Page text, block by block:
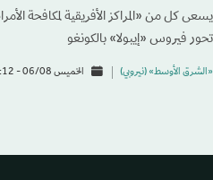
يسعى كل من «المراكز الأفريقية لمكافحة
تحور فيروس «إيبولا» بالكونغو
«الشرق الأوسط» (نيروبي) الخميس 06/08 - 19:12